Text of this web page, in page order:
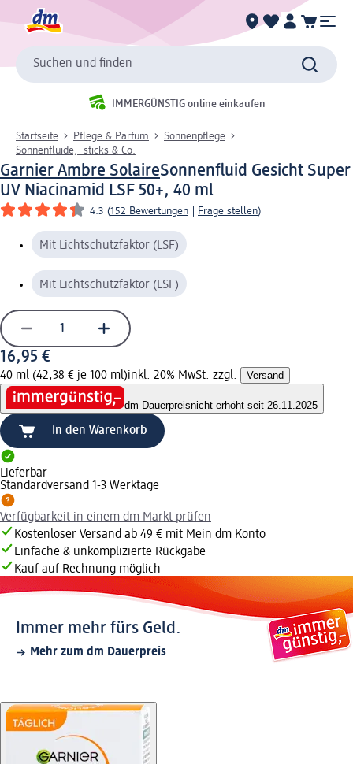
Suchen und finden
IMMERGÜNSTIG online einkaufen
Startseite Pflege & Parfum
Sonnenpflege
Sonnenfluide, -sticks & Co.
Garnier Ambre SolaireSonnenfluid Gesicht Super
UV Niacinamid LSF 50+, 40 ml
4.3 (152 Bewertungen Frage stellen)
Mit Lichtschutzfaktor (LSF)
Mit Lichtschutzfaktor (LSF)
16,95 €
40 ml (42,38 € je 100 ml)inkl. 20% MwSt. zzgl. Versand
dm Dauerpreisnicht erhöht seit 26.11.2025
In den Warenkorb
Lieferbar
Standardversand 1-3 Werktage
Verfügbarkeit in einem dm Markt prüfen
Kostenloser Versand ab 49 € mit Mein dm Konto
Einfache & unkomplizierte Rückgabe
Kauf auf Rechnung möglich
Immer mehr fürs Geld.
Mehr zum dm Dauerpreis